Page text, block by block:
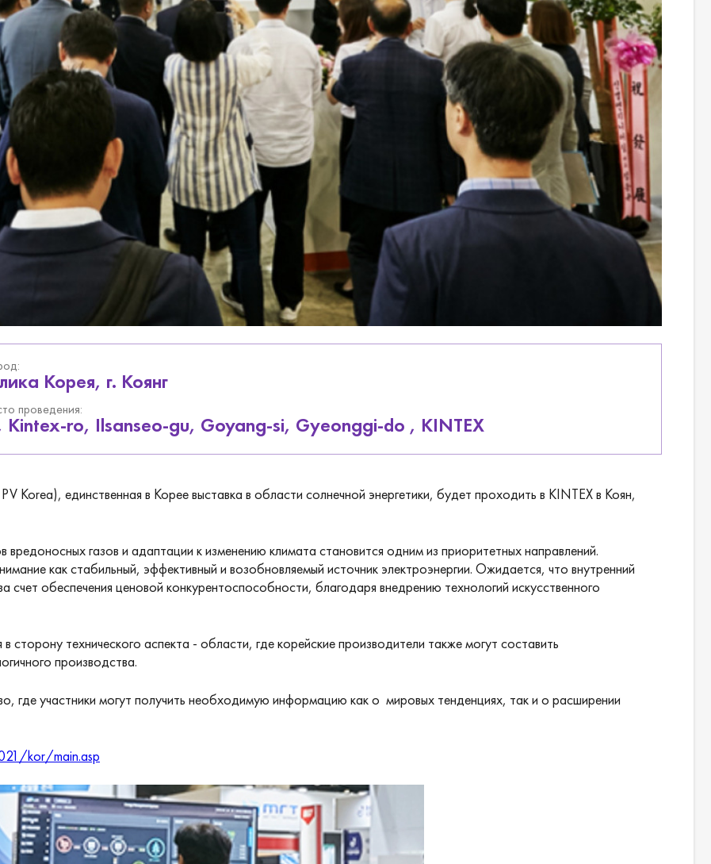
Корея, г. Коянг
проведения:
Kintex-ro, Ilsanseo-gu, Goyang-si, Gyeonggi-do , KINTEX
Korea), единственная в Корее выставка в области солнечной энергетики, будет проходить в KINTEX в Коян,
газов и адаптации к изменению климата становится одним из приоритетных направлений.
как стабильный, эффективный и возобновляемый источник электроэнергии. Ожидается, что внутренний
счет обеспечения ценовой конкурентоспособности, благодаря внедрению технологий искусственного
технического аспекта - области, где корейские производители также могут составить
производства.
где участники могут получить необходимую информацию как о мировых тенденциях, так и о расширении
kor/main.asp